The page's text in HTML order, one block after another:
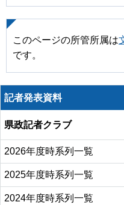
このページの所管所属は
です。
記者発表資料
県政記者クラブ
2026年度時系列一覧
2025年度時系列一覧
2024年度時系列一覧